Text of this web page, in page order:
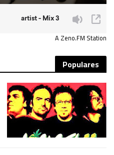
A Zeno.FM Station
Populares